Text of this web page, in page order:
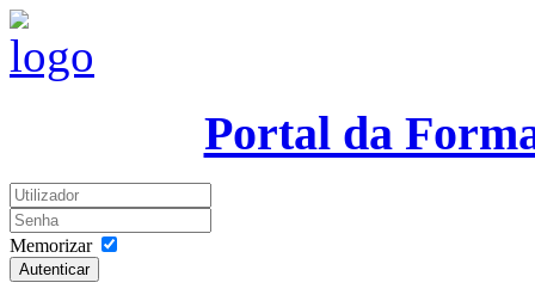
Portal da
Memorizar
Autenticar